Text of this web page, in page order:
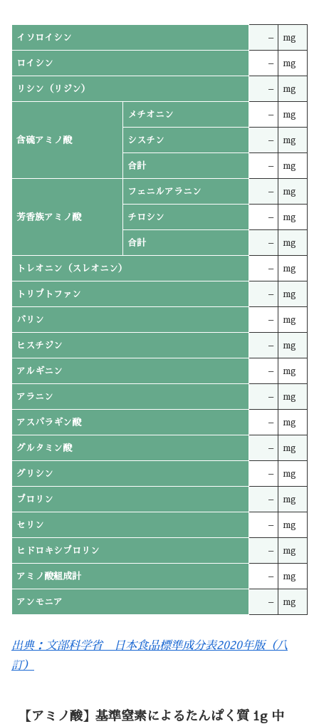
イソロイシン – mg
ロイシン – mg
リシン（リジン） – mg
含硫アミノ酸
メチオニン – mg
シスチン – mg
合計 – mg
芳香族アミノ酸
フェニルアラニン – mg
チロシン – mg
合計 – mg
トレオニン（スレオニン） – mg
トリプトファン – mg
バリン – mg
ヒスチジン – mg
アルギニン – mg
アラニン – mg
アスパラギン酸 – mg
グルタミン酸 – mg
グリシン – mg
プロリン – mg
セリン – mg
ヒドロキシプロリン – mg
アミノ酸組成計 – mg
アンモニア – mg
出典：文部科学省 日本食品標準成分表2020年版（八
訂）
【アミノ酸】基準窒素によるたんぱく質 1g 中